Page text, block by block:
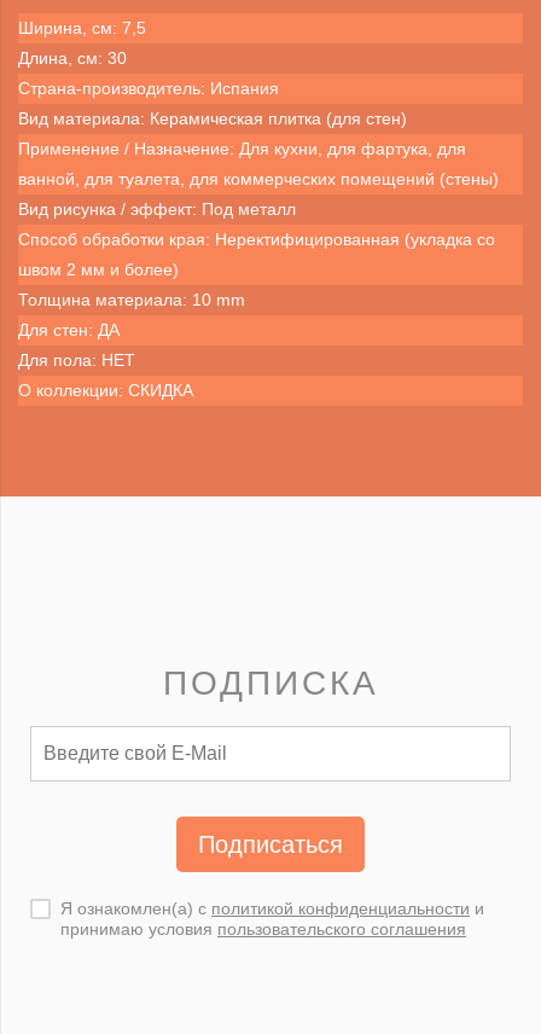
Ширина, см: 7,5
Длина, см: 30
Страна-производитель: Испания
Вид материала: Керамическая плитка (для стен)
Применение / Назначение: Для кухни, для фартука, для
ванной, для туалета, для коммерческих помещений (стены)
Вид рисунка / эффект: Под металл
Способ обработки края: Неректифицированная (укладка со
швом 2 мм и более)
Толщина материала: 10 mm
Для стен: ДА
Для пола: НЕТ
О коллекции: СКИДКА
ПОДПИСКА
Подписаться
Я ознакомлен(а) с политикой конфиденциальности и
принимаю условия пользовательского соглашения